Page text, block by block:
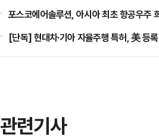
포스코에어솔루션, 아시아 최초 항공우
[단독] 현대차·기아 자율주행 특허, 美 등
관련기사